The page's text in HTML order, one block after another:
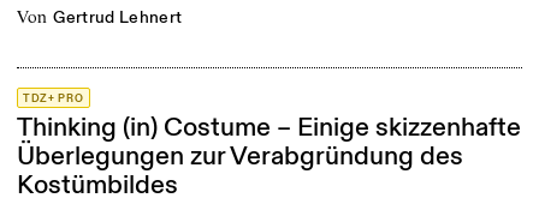
von Gertrud Lehnert
TDZ+ PRO
Thinking (in) Costume – Einige skizzenhafte
Überlegungen zur Verabgründung des
Kostümbildes